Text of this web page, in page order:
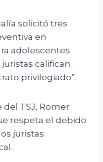
solicitó tres
en
adolescentes
califican
privilegiado”.
del TSJ, Romer
respeta el debido
juristas